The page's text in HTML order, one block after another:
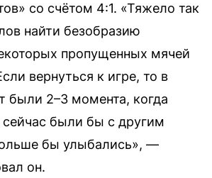
со счётом 4:1. «Тяжело так
найти безобразию
пропущенных мячей
вернуться к игре, то в
были 2–3 момента, когда
сейчас были бы с другим
бы улыбались», —
он.